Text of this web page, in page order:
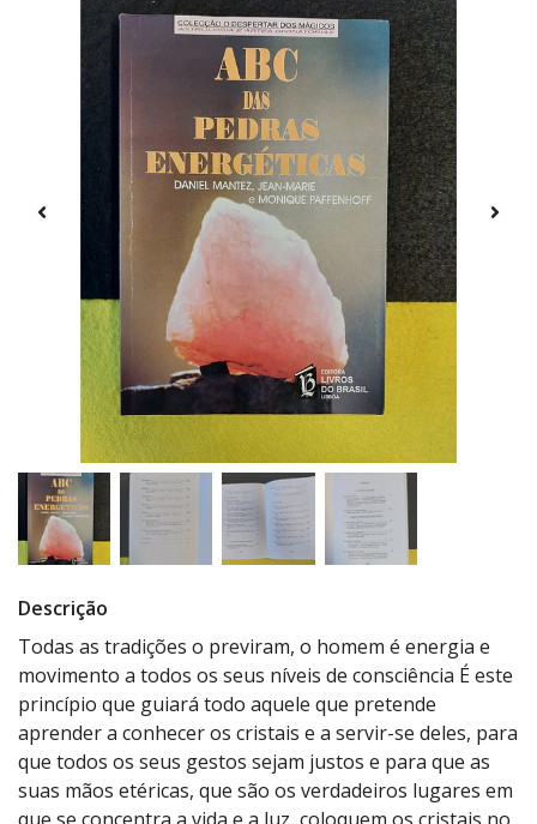
Descrição
Todas as tradições o previram, o homem é energia e
movimento a todos os seus níveis de consciência É este
princípio que guiará todo aquele que pretende
aprender a conhecer os cristais e a servir-se deles, para
que todos os seus gestos sejam justos e para que as
suas mãos etéricas, que são os verdadeiros lugares em